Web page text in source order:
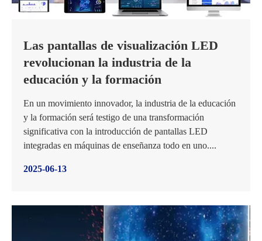
Las pantallas de visualización LED
revolucionan la industria de la
educación y la formación
En un movimiento innovador, la industria de la educación
y la formación será testigo de una transformación
significativa con la introducción de pantallas LED
integradas en máquinas de enseñanza todo en uno....
2025-06-13